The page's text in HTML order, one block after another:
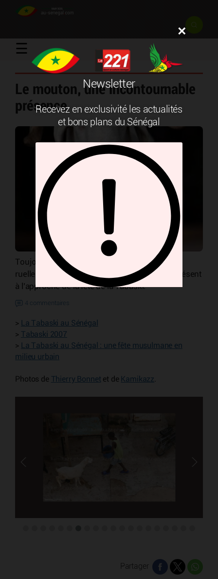
☰
Le mouton, une incontournable
présence
Toujours présent dans la ville au détour d’une
ruelle ou au fond d’une cour, il devient omniprésent
à l’approche de la fête de la Tabaski.
4 commentaires
>
La Tabaski au Sénégal
> Tabaski 2007
>
La Tabaski au Sénégal : une fête musulmane en
milieu urbain
Photos de Thierry Bonnet et de Kamikazz
Partager
×
Newsletter
Recevez en exclusivité les actualités
et bons plans du Sénégal